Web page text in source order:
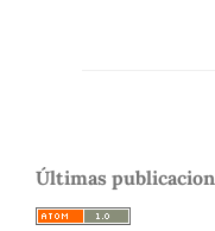
Últimas